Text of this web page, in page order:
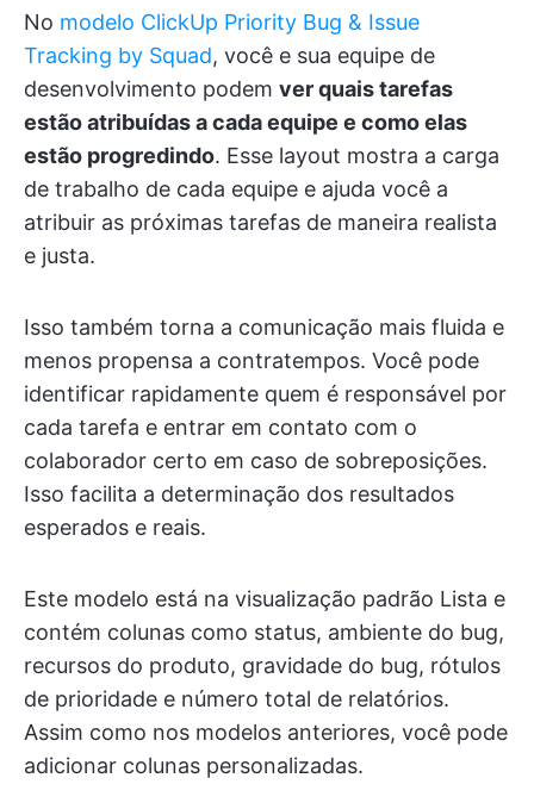
No modelo ClickUp Priority Bug & Issue
Tracking by Squad, você e sua equipe de
desenvolvimento podem ver quais tarefas
estão atribuídas a cada equipe e como elas
estão progredindo. Esse layout mostra a carga
de trabalho de cada equipe e ajuda você a
atribuir as próximas tarefas de maneira realista
e justa.
Isso também torna a comunicação mais fluida e
menos propensa a contratempos. Você pode
identificar rapidamente quem é responsável por
cada tarefa e entrar em contato com o
colaborador certo em caso de sobreposições.
Isso facilita a determinação dos resultados
esperados e reais.
Este modelo está na visualização padrão Lista e
contém colunas como status, ambiente do bug,
recursos do produto, gravidade do bug, rótulos
de prioridade e número total de relatórios.
Assim como nos modelos anteriores, você pode
adicionar colunas personalizadas.